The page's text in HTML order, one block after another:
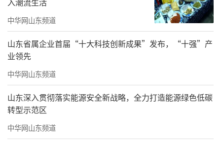
中华网山东频道
山东省属企业首届“十大科技创新成果”发布，“十强”产
业领先
中华网山东频道
山东深入贯彻落实能源安全新战略，全力打造能源绿色低碳
转型示范区
中华网山东频道